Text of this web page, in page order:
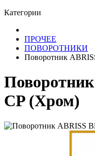
Категории
ПРОЧЕЕ
ПОВОРОТНИКИ
Поворотник
CP (Хром)